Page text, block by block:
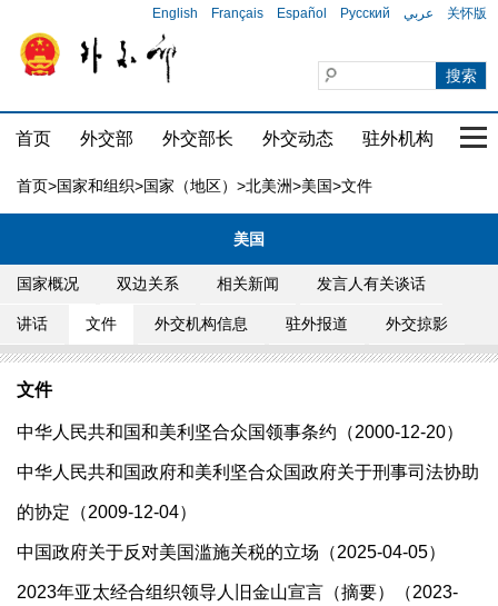
English Français Español Русский عربي 关怀版
首页 外交部 外交部长 外交动态 驻外机构 国
首页>国家和组织>国家（地区） >北美洲>美国>文件
美国
国家概况 双边关系 相关新闻 发言人有关谈话
讲话 文件 外交机构信息 驻外报道 外交掠影
文件
中华人民共和国和美利坚合众国领事条约（2000-12-20）
中华人民共和国政府和美利坚合众国政府关于刑事司法协助
的协定（2009-12-04）
中国政府关于反对美国滥施关税的立场（2025-04-05）
2023年亚太经合组织领导人旧金山宣言（摘要）（2023-